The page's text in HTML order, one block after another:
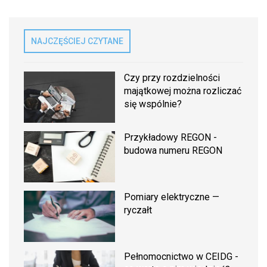
NAJCZĘŚCIEJ CZYTANE
Czy przy rozdzielności
majątkowej można rozliczać
się wspólnie?
Przykładowy REGON -
budowa numeru REGON
Pomiary elektryczne —
ryczałt
Pełnomocnictwo w CEIDG -